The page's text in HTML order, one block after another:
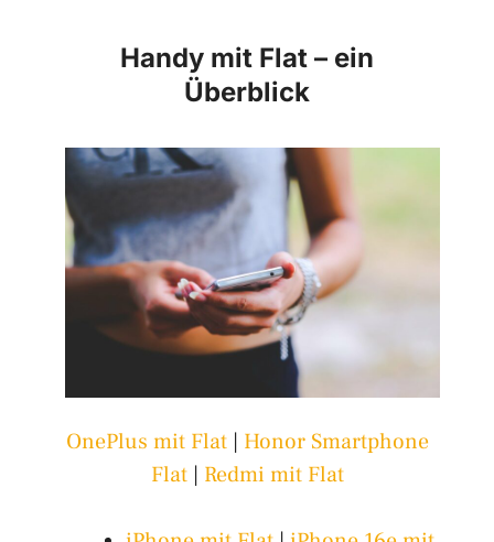
Handy mit Flat – ein
Überblick
OnePlus mit Flat| Honor Smartphone
Flat| Redmi mit Flat